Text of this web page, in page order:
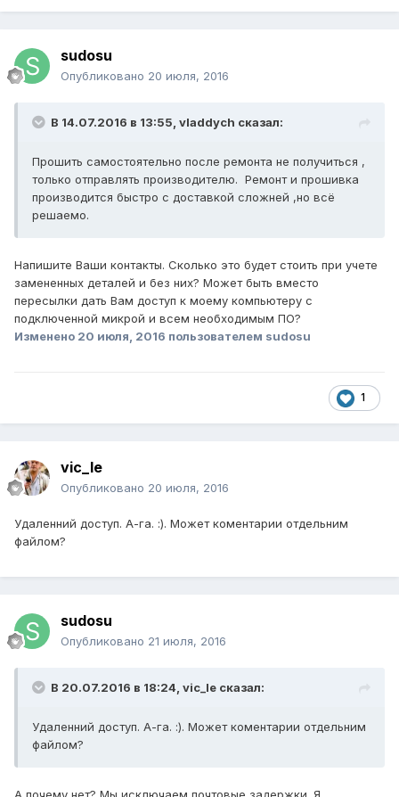
sudosu
Опубликовано 20 июля, 2016
В 14.07.2016 в 13:55, vladdych сказал:
Прошить самостоятельно после ремонта не получиться ,
только отправлять производителю. Ремонт и прошивка
производится быстро с доставкой сложней ,но всё
решаемо.
Напишите Ваши контакты. Сколько это будет стоить при учете
замененных деталей и без них? Может быть вместо
пересылки дать Вам доступ к моему компьютеру с
подключенной микрой и всем необходимым ПО?
Изменено 20 июля, 2016 пользователем sudosu
1
vic_le
Опубликовано 20 июля, 2016
Удаленний доступ. А-га. :). Может коментарии отдельним
файлом?
sudosu
Опубликовано 21 июля, 2016
В 20.07.2016 в 18:24, vic_le сказал:
Удаленний доступ. А-га. :). Может коментарии отдельним
файлом?